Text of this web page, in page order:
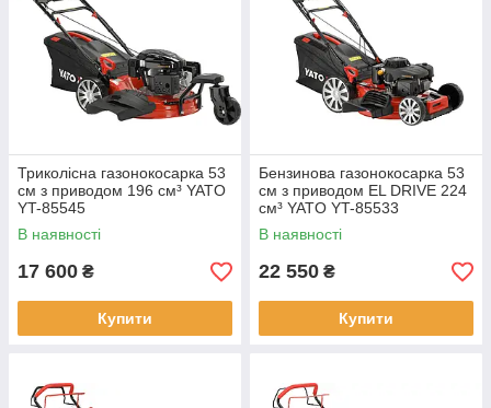
Триколісна газонокосарка 53
см з приводом 196 см³ YATO
YT-85545
В наявності
17 600 ₴
Купити
Бензинова газонокосарка 53
см з приводом EL DRIVE 224
см³ YATO YT-85533
В наявності
22 550 ₴
Купити